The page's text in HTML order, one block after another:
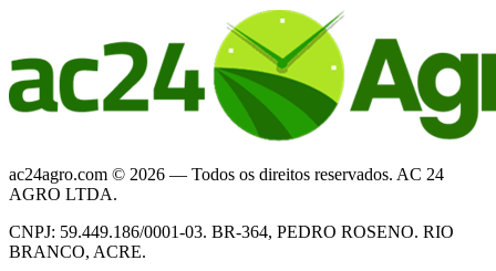
ac24agro.com © 2026 — Todos os direitos reservados. AC 24
AGRO LTDA.
CNPJ: 59.449.186/0001-03. BR-364, PEDRO ROSENO. RIO
BRANCO, ACRE.